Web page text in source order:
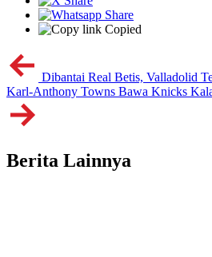
Copied
Dibantai Real Betis, Valladolid
Karl-Anthony Towns Bawa Knicks
Berita Lainnya